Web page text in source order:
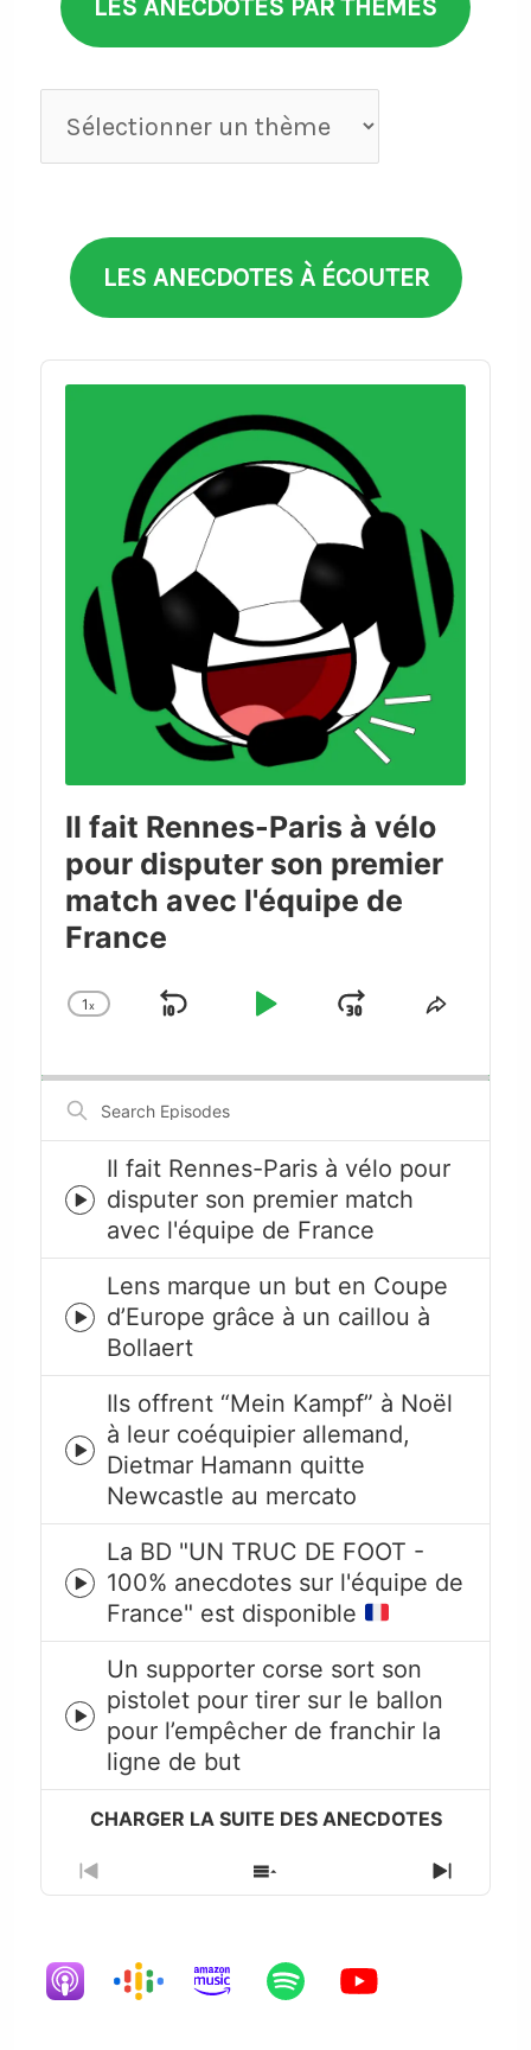
LES ANECDOTES PAR THÈMES
Anecdotes
par
LES ANECDOTES À ÉCOUTER
Audio
Player
Il fait Rennes-Paris à vélo
pour disputer son premier
match avec l'équipe de
France
Change
1x
Skip
Play
JumpShare
Search
Episodes
Episode
play
icon
Il fait Rennes-Paris à vélo pour
disputer son premier match
avec l'équipe de France
Episode
play
icon
Lens marque un but en Coupe
d’Europe grâce à un caillou à
Bollaert
Episode
play
icon
Ils offrent “Mein Kampf” à Noël
à leur coéquipier allemand,
Dietmar Hamann quitte
Newcastle au mercato
Episode
play
icon
La BD "UN TRUC DE FOOT -
100% anecdotes sur l'équipe de
France" est disponible
Episode
play
icon
Un supporter corse sort son
pistolet pour tirer sur le ballon
pour l’empêcher de franchir la
ligne de but
Previous
Episode
Show
Episodes
Next
Episode